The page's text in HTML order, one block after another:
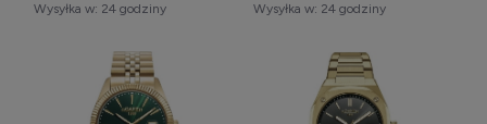
Wysyłka w: 24 godziny Wysyłka w: 24 godziny